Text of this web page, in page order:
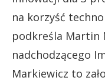
na korzyść
podkreśla Martin
nadchodzącego
Markiewicz to